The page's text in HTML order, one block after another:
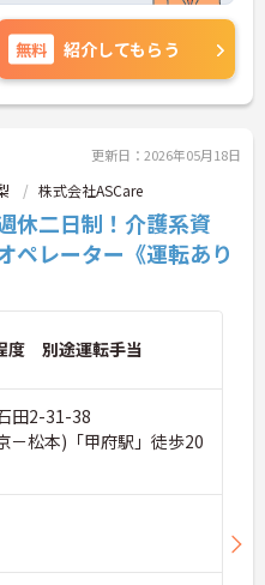
士など、さまざ
籍し、各セクシ
とあり、相談し
んでおり、iPadを
導入したり、Blu
ています。その
者様との時間も
ある方は、お気
無料 紹介してもらう
更新日：2026年05月18日
株式会社ASCare
休二日制！介護系資
レーター《運転あり
度 別途運転手当
田2-31-38
－松本)「甲府駅」徒歩20